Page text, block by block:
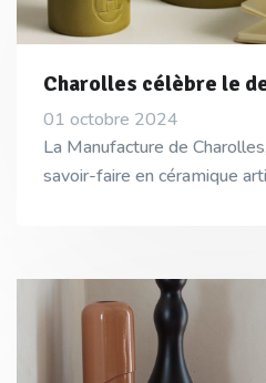
Charolles célèbre le
01 octobre 2024
La Manufacture de
savoir-faire en céramique